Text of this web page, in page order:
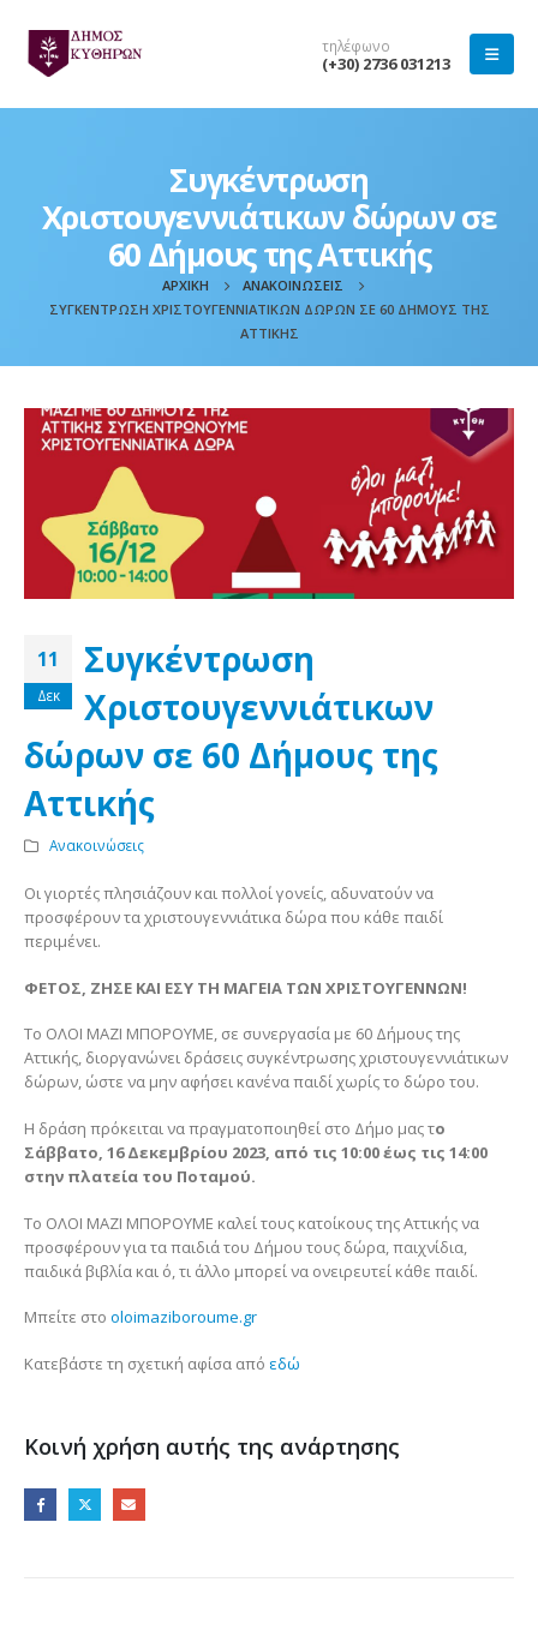
τηλέφωνο
(+30) 2736 031213
Συγκέντρωση
Χριστουγεννιάτικων δώρων σε
60 Δήμους της Αττικής
ΑΡΧΙΚΉ
ΑΝΑΚΟΙΝΏΣΕΙΣ
ΣΥΓΚΈΝΤΡΩΣΗ ΧΡΙΣΤΟΥΓΕΝΝΙΆΤΙΚΩΝ ΔΏΡΩΝ ΣΕ 60 ΔΉΜΟΥΣ ΤΗΣ
ΑΤΤΙΚΉΣ
11
Δεκ
Συγκέντρωση
Χριστουγεννιάτικων
δώρων σε 60 Δήμους της
Αττικής
Ανακοινώσεις
Οι γιορτές πλησιάζουν και πολλοί γονείς, αδυνατούν να
προσφέρουν τα χριστουγεννιάτικα δώρα που κάθε παιδί
περιμένει.
ΦΕΤΟΣ, ΖΗΣΕ ΚΑΙ ΕΣΥ ΤΗ ΜΑΓΕΙΑ ΤΩΝ ΧΡΙΣΤΟΥΓΕΝΝΩΝ!
Το ΟΛΟΙ ΜΑΖΙ ΜΠΟΡΟΥΜΕ, σε συνεργασία με 60 Δήμους της
Αττικής, διοργανώνει δράσεις συγκέντρωσης χριστουγεννιάτικων
δώρων, ώστε να μην αφήσει κανένα παιδί χωρίς το δώρο του.
Η δράση πρόκειται να πραγματοποιηθεί στο Δήμο μας το
Σάββατο, 16 Δεκεμβρίου 2023, από τις 10:00 έως τις 14:00
στην πλατεία του Ποταμού.
Το ΟΛΟΙ ΜΑΖΙ ΜΠΟΡΟΥΜΕ καλεί τους κατοίκους της Αττικής να
προσφέρουν για τα παιδιά του Δήμου τους δώρα, παιχνίδια,
παιδικά βιβλία και ό, τι άλλο μπορεί να ονειρευτεί κάθε παιδί.
Μπείτε στο oloimaziboroume.gr
Κατεβάστε τη σχετική αφίσα από εδώ
Κοινή χρήση αυτής της ανάρτησης